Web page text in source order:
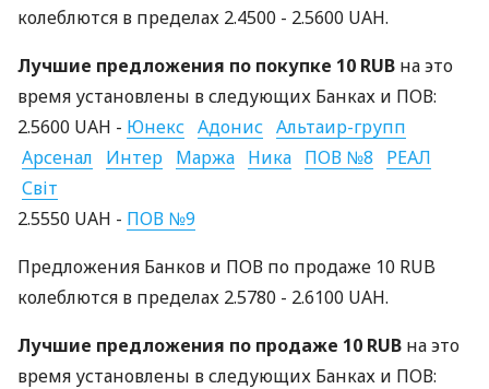
колеблются в пределах 2.4500 - 2.5600 UAH.
Лучшие предложения по покупке 10 RUB на это
время установлены в следующих Банках и ПОВ:
2.5600 UAH - Юнекс Адонис Альтаир-групп
Арсенал
Интер Маржа Ника ПОВ №8
РЕАЛ
Світ
2.5550 UAH - ПОВ №9
Предложения Банков и ПОВ по продаже 10 RUB
колеблются в пределах 2.5780 - 2.6100 UAH.
Лучшие предложения по продаже 10 RUB на это
время установлены в следующих Банках и ПОВ: